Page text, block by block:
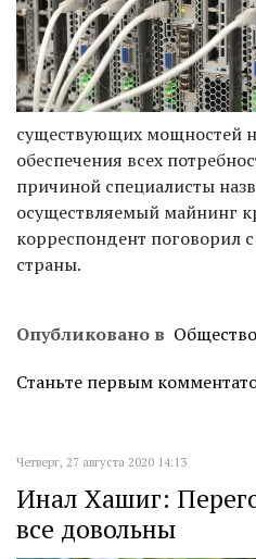
существующих мощностей
обеспечения всех
причиной специалисты
осуществляемый майнинг
корреспондент поговорил
страны.
Опубликовано в Общество
Станьте первым
Четверг, 27 августа 2020 14:13
Инал Хашиг:
все довольны